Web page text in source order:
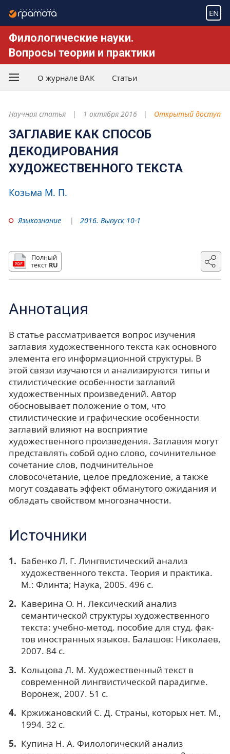
EN
Филологические науки.
Вопросы теории и практики
О журнале ВАК Статьи
Научная статья 1 октября 2016 Открытый доступ
ЗАГЛАВИЕ КАК СПОСОБ
ДЕКОДИРОВАНИЯ
ХУДОЖЕСТВЕННОГО ТЕКСТА
Козьма М. П.
Языкознание 2016. Выпуск 10-1
Полный
текст RU
Аннотация
В статье рассматривается вопрос изучения
заглавия художественного текста как основного
элемента его информационной структуры. В
этой связи изучаются и анализируются типы и
стилистические особенности заглавий
художественных произведений. Автор
обосновывает положение о том, что
стилистические и графические особенности
заглавий влияют на восприятие
художественного произведения. Заглавия могут
представлять собой одно слово, сочинительное
сочетание слов, подчинительное
словосочетание, целое предложение, а также
могут создавать эффект обманутого ожидания и
обладать свойством многозначности.
Источники
Бабенко Л. Г. Лингвистический анализ
художественного текста. Теория и практика.
М.: Флинта; Наука, 2005. 496 с.
Каверина О. Н. Лексический анализ
семантической структуры художественного
текста: учебно-метод. пособие для студ. фак-
тов иностранных языков. Балашов: Николаев,
2007. 84 с.
Кольцова Л. М. Художественный текст в
современной лингвистической парадигме.
Воронеж, 2007. 51 с.
Кржижановский С. Д. Страны, которых нет. М.,
1994. 32 с.
Купина Н. А. Филологический анализ